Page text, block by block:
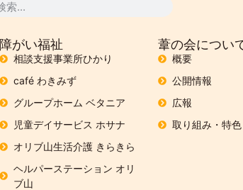
障がい福祉
相談支援事業所ひかり
café わきみず
グループホーム ベタニア
児童デイサービス ホサナ
オリブ山生活介護 きらきら
ヘルパーステーション オリ
ブ山
葦の会につい
概要
公開情報
広報
取り組み・特色